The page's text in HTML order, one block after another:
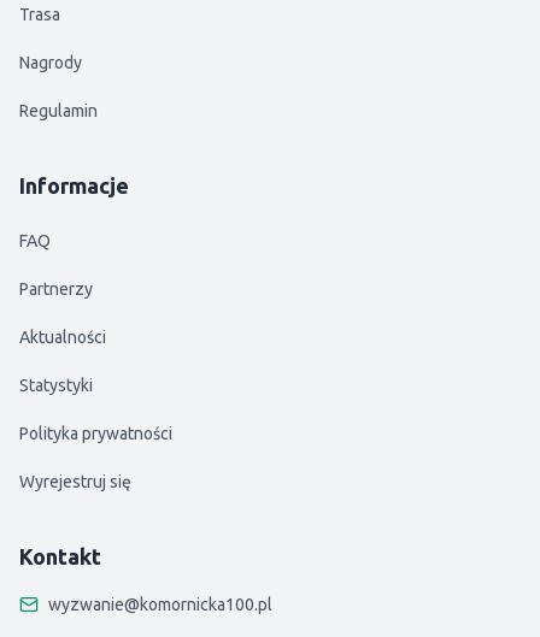
Trasa
Nagrody
Regulamin
Informacje
FAQ
Partnerzy
Aktualności
Statystyki
Polityka prywatności
Wyrejestruj się
Kontakt
wyzwanie@komornicka100.pl